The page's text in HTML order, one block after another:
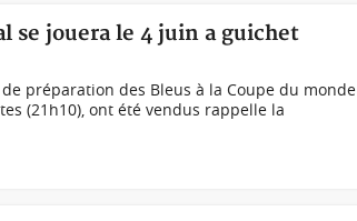
se jouera le 4 juin a guichet
préparation des Bleus à la Coupe du monde
(21h10), ont été vendus rappelle la